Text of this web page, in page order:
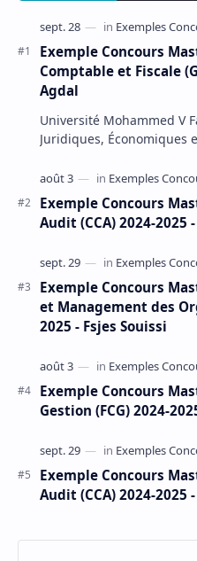
Exemple Concours
Comptable et Fiscale
Agdal
Université Mohammed V
Juridiques, Économiques
Exemple Concours
Audit (CCA) 2024-2025
Exemple Concours
et Management des
2025 - Fsjes Souissi
Exemple Concours
Gestion (FCG) 2024-
Exemple Concours
Audit (CCA) 2024-2025